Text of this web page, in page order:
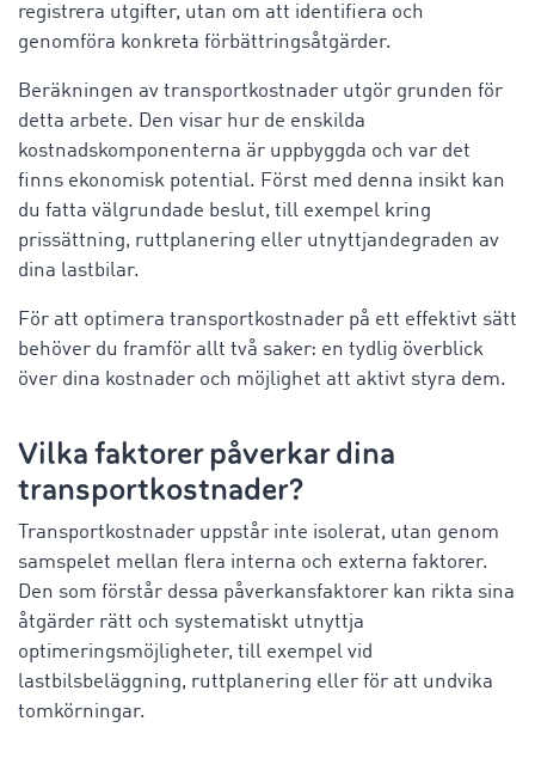
registrera utgifter, utan om att identifiera och
genomföra konkreta förbättringsåtgärder.
Beräkningen av transportkostnader utgör grunden för
detta arbete. Den visar hur de enskilda
kostnadskomponenterna är uppbyggda och var det
finns ekonomisk potential. Först med denna insikt kan
du fatta välgrundade beslut, till exempel kring
prissättning, ruttplanering eller utnyttjandegraden av
dina lastbilar.
För att optimera transportkostnader på ett effektivt sätt
behöver du framför allt två saker: en tydlig överblick
över dina kostnader och möjlighet att aktivt styra dem.
Vilka faktorer påverkar dina
transportkostnader?
Transportkostnader uppstår inte isolerat, utan genom
samspelet mellan flera interna och externa faktorer.
Den som förstår dessa påverkansfaktorer kan rikta sina
åtgärder rätt och systematiskt utnyttja
optimeringsmöjligheter, till exempel vid
lastbilsbeläggning, ruttplanering eller för att undvika
tomkörningar.